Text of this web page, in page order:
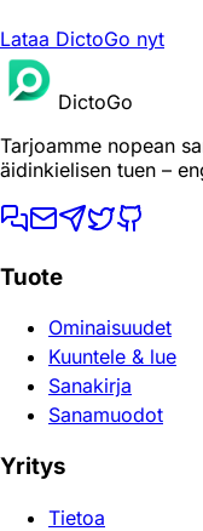
Lataa DictoGo nyt
DictoGo
Tarjoamme nopean
äidinkielisen tuen –
Tuote
Ominaisuudet
Kuuntele & lue
Sanakirja
Sanamuodot
Yritys
Tietoa